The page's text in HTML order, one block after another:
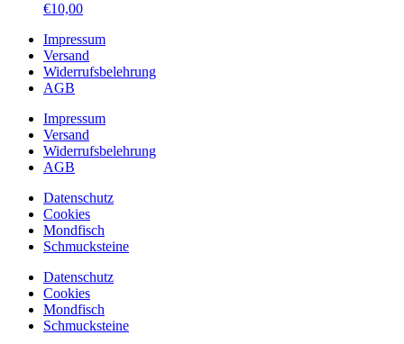
€10,00
Impressum
Versand
Widerrufsbelehrung
AGB
Impressum
Versand
Widerrufsbelehrung
AGB
Datenschutz
Cookies
Mondfisch
Schmucksteine
Datenschutz
Cookies
Mondfisch
Schmucksteine